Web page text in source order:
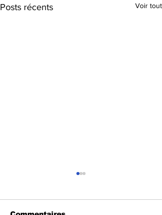
Posts récents Voir tout